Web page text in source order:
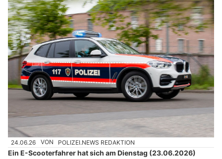
24.06.26 VON POLIZEI.NEWS REDAKTION
Ein E-Scooterfahrer hat sich am Dienstag (23.06.2026)